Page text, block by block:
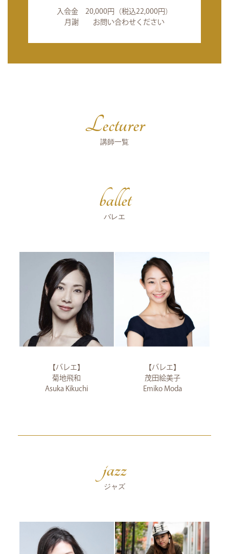
入会金 20,000円（税込22,000円）
月謝 お問い合わせください
Lecturer
講師一覧
ballet
バレエ
【バレエ】
菊地飛和
Asuka Kikuchi
【バレエ】
茂田絵美子
Emiko Moda
jazz
ジャズ